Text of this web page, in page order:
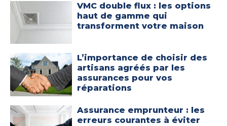
VMC double flux : les options
haut de gamme qui
transforment votre maison
L’importance de choisir des
artisans agréés par les
assurances pour vos
réparations
Assurance emprunteur : les
erreurs courantes à éviter